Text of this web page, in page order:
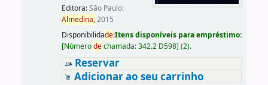
Editora:São Paulo:
Almedina,2015
Disponibilidade:Itens disponíveis para empréstimo:
[Númerodechamada:342.2 D598] (2).
Reservar
Adicionar ao seu carrinho